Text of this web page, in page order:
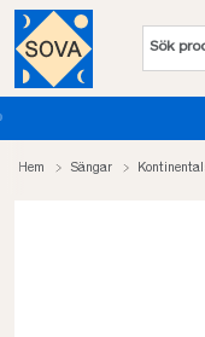
Provsov
Hem Sängar